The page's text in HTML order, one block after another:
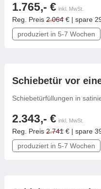
1.765,- € inkl. MwSt.
Reg. Preis 2.064 € | spare
produziert in 5-7 Wochen
Schiebetür vor
Schiebetürfüllungen in
2.343,- € inkl. MwSt.
Reg. Preis 2.741 € | spare
produziert in 5-7 Wochen